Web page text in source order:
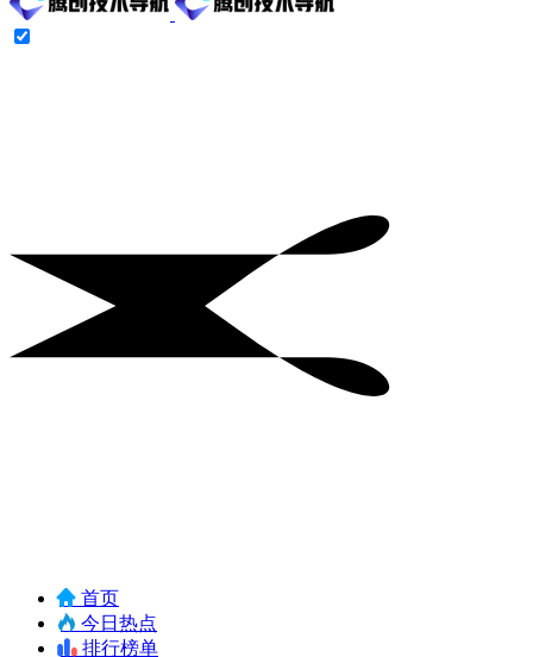
首页
今日热点
排行榜单